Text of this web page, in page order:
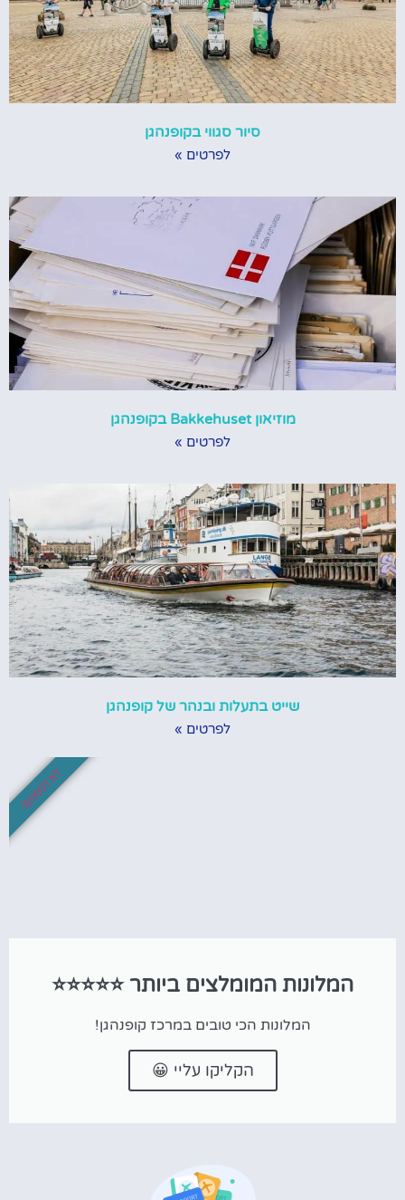
סיור סגווי בקופנהגן
לפרטים »
מוזיאון Bakkehuset בקופנהגן
לפרטים »
שייט בתעלות ובנהר של קופנהגן
לפרטים »
המלונות המומלצים ביותר ⭐⭐⭐⭐⭐
המלונות הכי טובים במרכז קופנהגן!
הקליקו עליי 😀
לא לפספס!